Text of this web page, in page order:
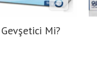
Mi?